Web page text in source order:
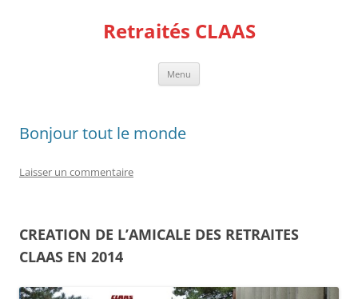
Retraités CLAAS
Menu
Bonjour tout le monde
Laisser un commentaire
CREATION DE L’AMICALE DES RETRAITES
CLAAS EN 2014